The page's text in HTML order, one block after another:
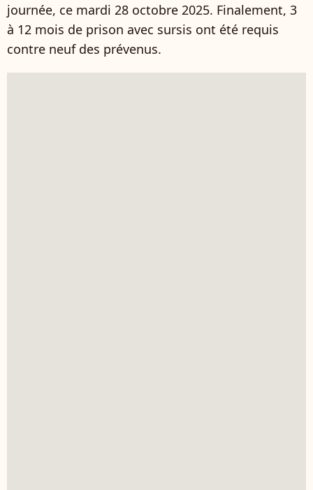
journée, ce mardi 28 octobre 2025. Finalement, 3
à 12 mois de prison avec sursis ont été requis
contre neuf des prévenus.